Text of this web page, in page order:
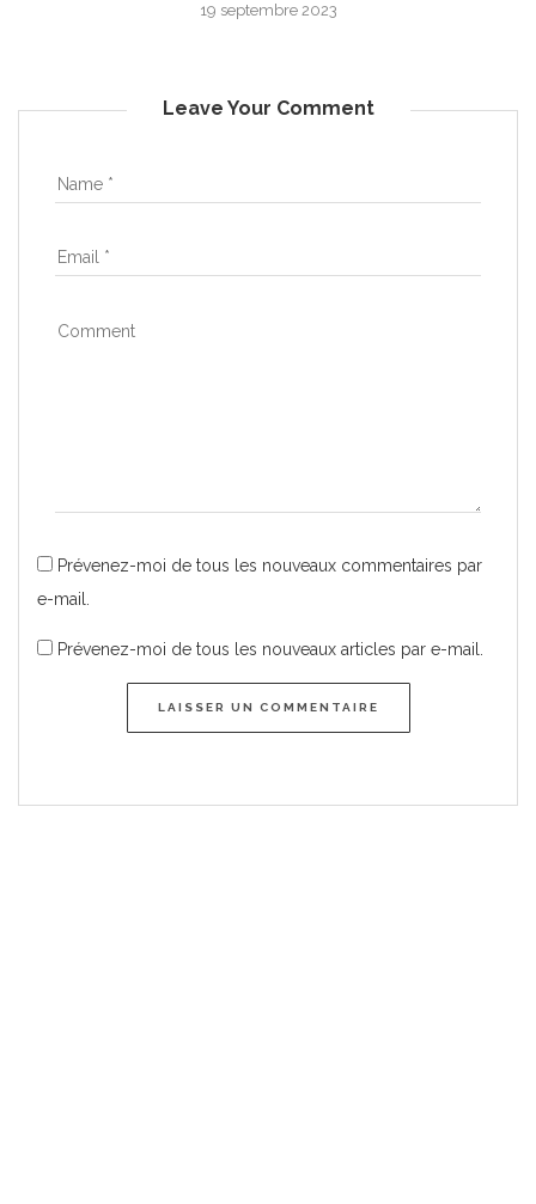
19 septembre 2023
Leave Your Comment
Prévenez-moi de tous les nouveaux commentaires par
e-mail.
Prévenez-moi de tous les nouveaux articles par e-mail.
LAISSER UN COMMENTAIRE